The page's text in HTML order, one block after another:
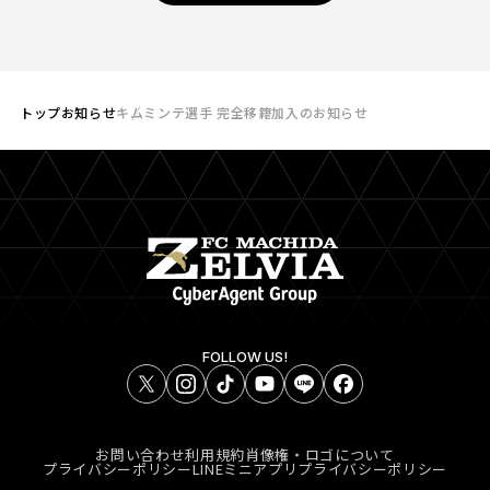
トップお知らせキムミンテ選手 完全移籍加入のお知らせ
FOLLOW US!
お問い合わせ利用規約肖像権・ロゴについて
プライバシーポリシーLINEミニアプリプライバシーポリシー